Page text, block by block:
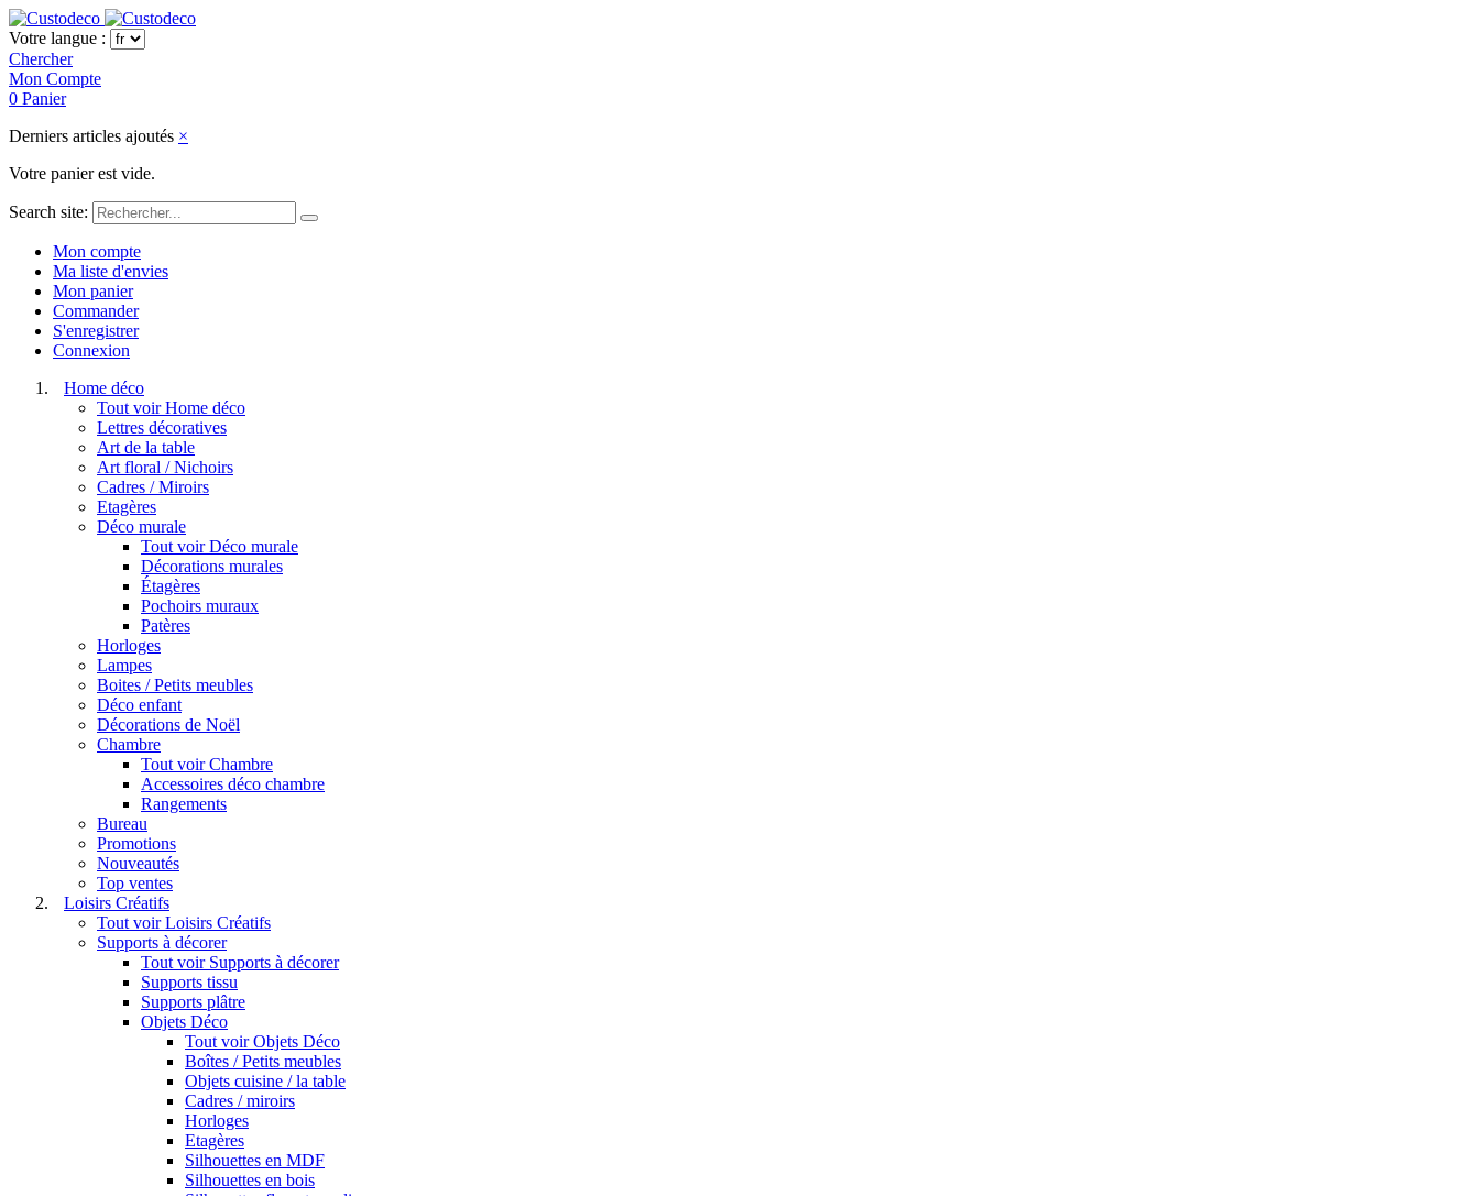
Votre langue :
Chercher
Mon Compte
0 Panier
Derniers articles ajoutés ×
Votre panier est vide.
Search site:
Mon compte
Ma liste d'envies
Mon panier
Commander
S'enregistrer
Connexion
Home déco
Tout voir Home déco
Lettres décoratives
Art de la table
Art floral / Nichoirs
Cadres / Miroirs
Etagères
Déco murale
Tout voir Déco murale
Décorations murales
Étagères
Pochoirs muraux
Patères
Horloges
Lampes
Boites / Petits meubles
Déco enfant
Décorations de Noël
Chambre
Tout voir Chambre
Accessoires déco chambre
Rangements
Bureau
Promotions
Nouveautés
Top ventes
Loisirs Créatifs
Tout voir Loisirs Créatifs
Supports à décorer
Tout voir Supports à décorer
Supports tissu
Supports plâtre
Objets Déco
Tout voir Objets Déco
Boîtes / Petits meubles
Objets cuisine / la table
Cadres / miroirs
Horloges
Etagères
Silhouettes en MDF
Silhouettes en bois